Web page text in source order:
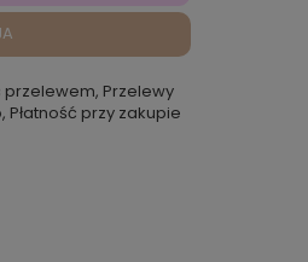
przelewem, Przelewy
Płatność przy zakupie